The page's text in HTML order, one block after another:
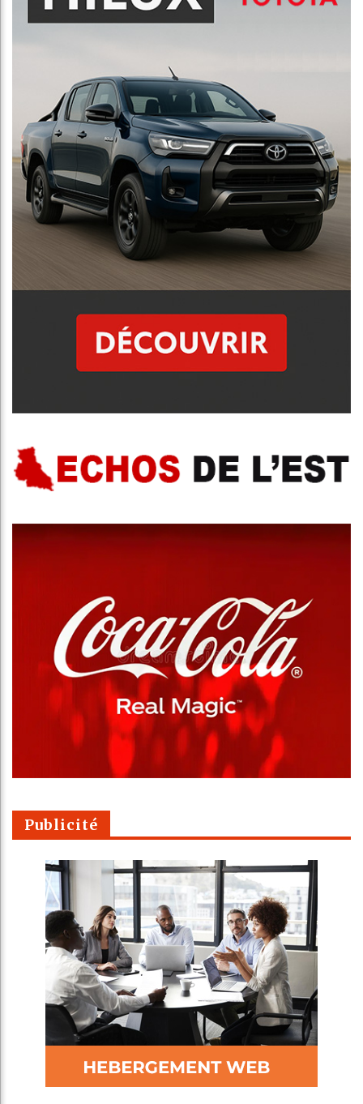
Publicité